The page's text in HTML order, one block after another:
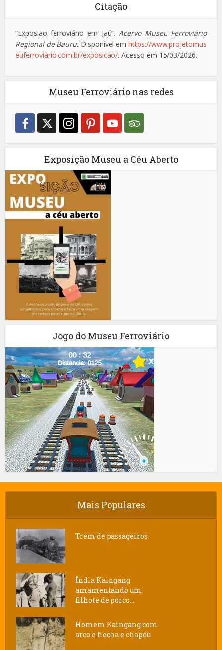
Citação
“Exposião ferroviário em Jaú”. Acervo Museu Ferroviário
Regional de Bauru. Disponível em https://www.projetomus
euferroviario.com.br/exposicao/. Acesso em 15/03/2026.
Museu Ferroviário nas redes
Exposição Museu a Céu Aberto
Jogo do Museu Ferroviário
Mais Populares
Trem de passageiros
Índia Kaingang
amamentando um
filhote de porco...
Homem Kaingang com
arco e flecha e chapéu